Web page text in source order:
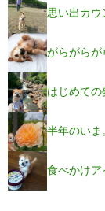
思い出カウ
がらがらが
はじめての
半年のいま
食べかけア